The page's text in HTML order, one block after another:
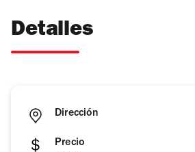
Detalles
Dirección
Precio